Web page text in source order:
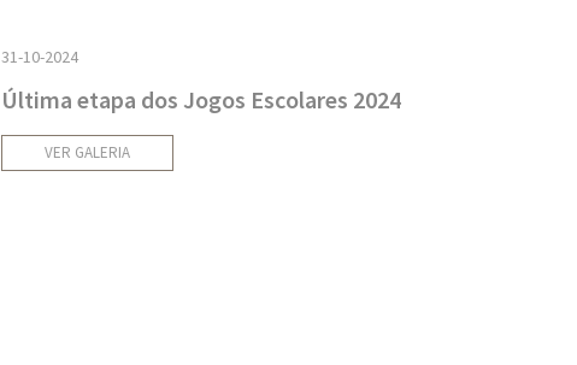
31-10-2024
Última etapa dos Jogos Escolares 2024
VER GALERIA